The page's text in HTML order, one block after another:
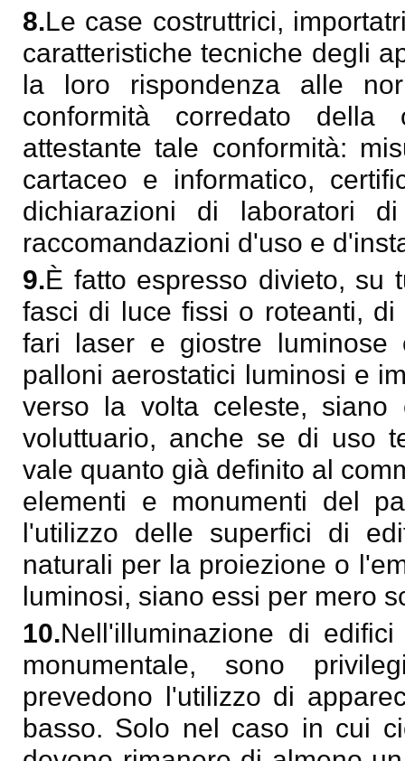
8.Le case costruttrici,
caratteristiche tecniche degli
la loro rispondenza alle
conformità corredato della
attestante tale conformità:
cartaceo e informatico,
dichiarazioni di laboratori
raccomandazioni d'uso e
9.È fatto espresso divieto, su
fasci di luce fissi o roteanti,
fari laser e giostre
palloni aerostatici luminosi e
verso la volta celeste,
voluttuario, anche se di uso
vale quanto già definito al
elementi e monumenti del
l'utilizzo delle superfici di
naturali per la proiezione o
luminosi, siano essi per mero
10.Nell'illuminazione di
monumentale, sono
prevedono l'utilizzo di
basso. Solo nel caso in cui